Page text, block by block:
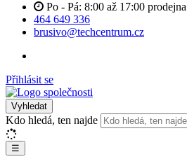
Po - Pá: 8:00 až 17:00 prodejna
464 649 336
brusivo@techcentrum.cz
Přihlásit se
Vyhledat
Kdo hledá, ten najde
☰